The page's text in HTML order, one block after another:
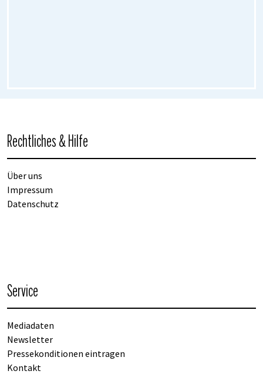
Rechtliches & Hilfe
Über uns
Impressum
Datenschutz
Service
Mediadaten
Newsletter
Pressekonditionen eintragen
Kontakt